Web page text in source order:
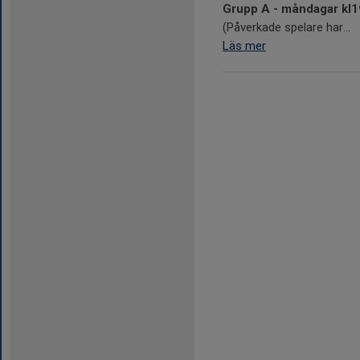
Grupp A - måndagar
(Påverkade spelare har...
Läs mer